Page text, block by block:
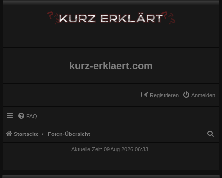
kurz-erklaert.com
Anmelden
Registrieren
FAQ
Startseite Foren-Übersicht
Aktuelle Zeit: 09 Aug 2026 06:33